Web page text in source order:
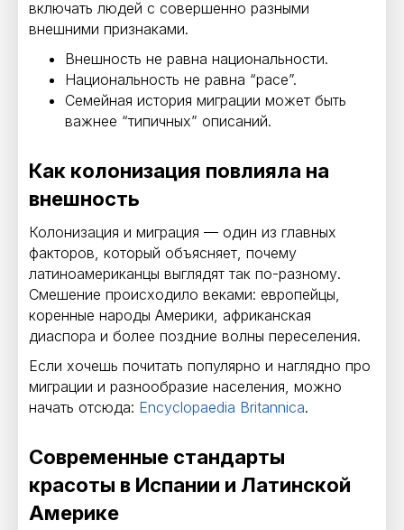
включать людей с совершенно разными
внешними признаками.
Внешность не равна национальности.
Национальность не равна “расе”.
Семейная история миграции может быть
важнее “типичных” описаний.
Как колонизация повлияла на
внешность
Колонизация и миграция — один из главных
факторов, который объясняет, почему
латиноамериканцы выглядят так по-разному.
Смешение происходило веками: европейцы,
коренные народы Америки, африканская
диаспора и более поздние волны переселения.
Если хочешь почитать популярно и наглядно про
миграции и разнообразие населения, можно
начать отсюда: Encyclopaedia Britannica.
Современные стандарты
красоты в Испании и Латинской
Америке